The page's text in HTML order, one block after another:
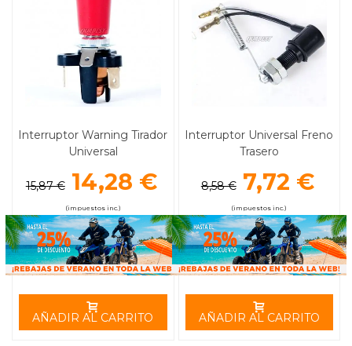
Interruptor Warning Tirador
Universal
15,87 € 14,28 €
(impuestos inc.)
AÑADIR AL CARRITO
Interruptor Universal Freno
Trasero
8,58 € 7,72 €
(impuestos inc.)
AÑADIR AL CARRITO